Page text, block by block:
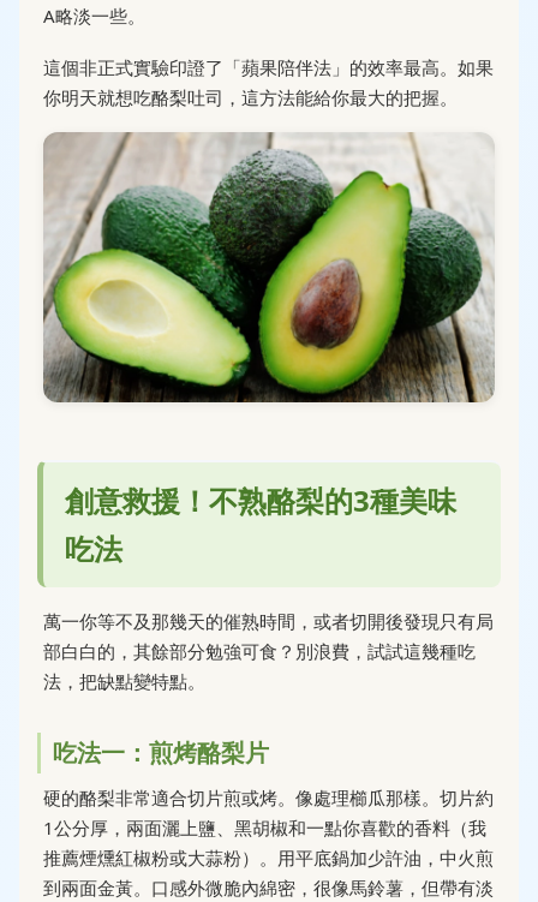
A略淡一些。
這個非正式實驗印證了「蘋果陪伴法」的效率最高。如果
你明天就想吃酪梨吐司，這方法能給你最大的把握。
創意救援！不熟酪梨的3種美味
吃法
萬一你等不及那幾天的催熟時間，或者切開後發現只有局
部白白的，其餘部分勉強可食？別浪費，試試這幾種吃
法，把缺點變特點。
吃法一：煎烤酪梨片
硬的酪梨非常適合切片煎或烤。像處理櫛瓜那樣。切片約
1公分厚，兩面灑上鹽、黑胡椒和一點你喜歡的香料（我
推薦煙燻紅椒粉或大蒜粉）。用平底鍋加少許油，中火煎
到兩面金黃。口感外微脆內綿密，很像馬鈴薯，但帶有淡